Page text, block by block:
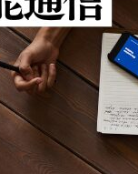
でき、
化でき
オプシ
ド、長